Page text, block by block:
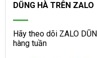
DŨNG HÀ TRÊN ZALO
Hãy theo dõi ZALO
hàng tuần